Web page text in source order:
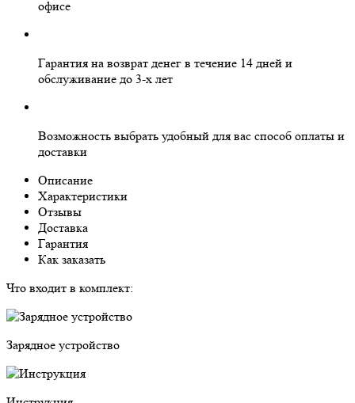
офисе
Гарантия на возврат денег в течение 14 дней и
обслуживание до 3-х лет
Возможность выбрать удобный для вас способ оплаты и
доставки
Описание
Характеристики
Отзывы
Доставка
Гарантия
Как заказать
Что входит в комплект:
Зарядное устройство